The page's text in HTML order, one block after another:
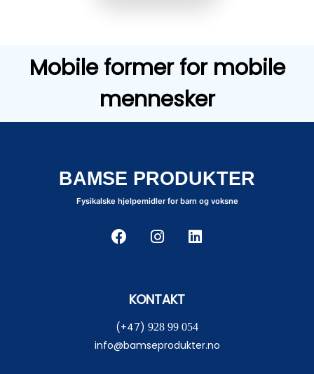
Mobile former for mobile
mennesker
BAMSE PRODUKTER
Fysikalske hjelpemidler for barn og voksne
KONTAKT
(+47) 928 99 054
info@bamseprodukter.no